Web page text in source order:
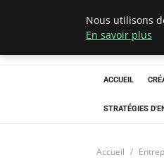
ACCUEIL
STRATÉGIES
Accueil
Nous utilisons
En savoir plus